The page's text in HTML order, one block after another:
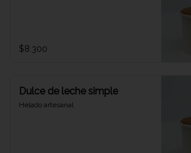
$8.300
Dulce de leche simple
Helado artesanal